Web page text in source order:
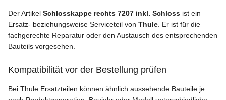
Der Artikel Schlosskappe rechts 7207 inkl. Schloss ist ein
Ersatz- beziehungsweise Serviceteil von Thule . Er ist für die
fachgerechte Reparatur oder den Austausch des entsprechenden
Bauteils vorgesehen.
Kompatibilität vor der Bestellung prüfen
Bei Thule Ersatzteilen können ähnlich aussehende Bauteile je